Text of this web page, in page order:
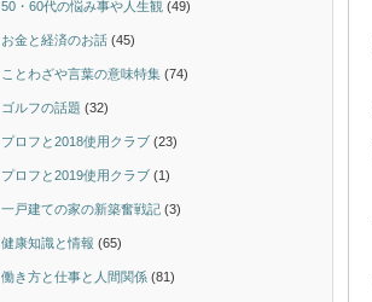
50・60代の悩み事や人生観 (49)
お金と経済のお話 (45)
ことわざや言葉の意味特集 (74)
ゴルフの話題 (32)
プロフと2018使用クラブ (23)
プロフと2019使用クラブ (1)
一戸建ての家の新築奮戦記 (3)
健康知識と情報 (65)
働き方と仕事と人間関係 (81)